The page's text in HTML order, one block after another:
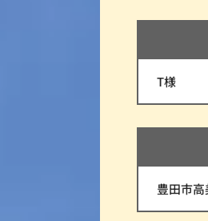
T様
豊田市高